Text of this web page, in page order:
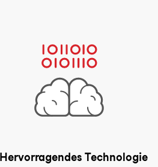
Hervorragendes Technologie